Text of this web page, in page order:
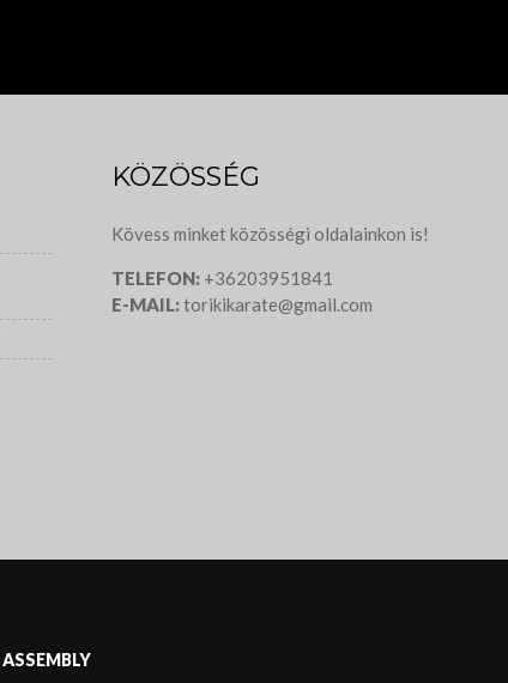
KÖZÖSSÉG
Kövess minket közösségi oldalainkon is!
TELEFON: +36203951841
E-MAIL:torikikarate@gmail.com
ASSEMBLY